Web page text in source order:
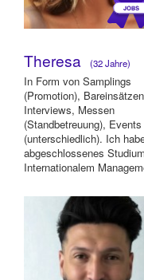
Theresa (32 Jahre)
In Form von Samplings
(Promotion),
Interviews, Messen
(Standbetreuung), Events
(unterschiedlich). Ich
abgeschlossenes
Internationalem